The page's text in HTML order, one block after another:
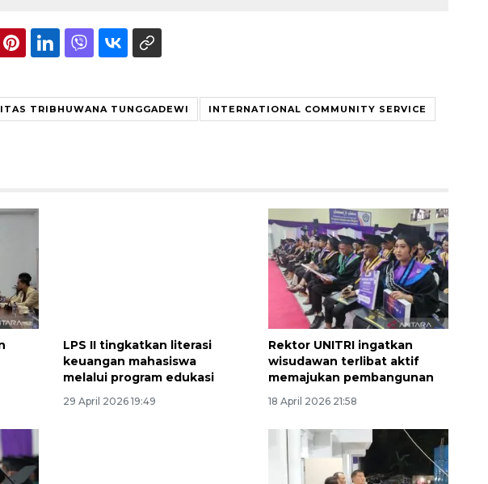
TRIBHUWANA TUNGGADEWI INTERNATIONAL COMMUNITY SERVICE
LPS II tingkatkan literasi
keuangan mahasiswa
melalui program edukasi
29 April 2026 19:49
Rektor UNITRI ingatkan
wisudawan terlibat aktif
memajukan pembangunan
18 April 2026 21:58
Ekspedisi Rupiah Berdaulat
2026 sambangi Papua
2026-08-06 13:15:00